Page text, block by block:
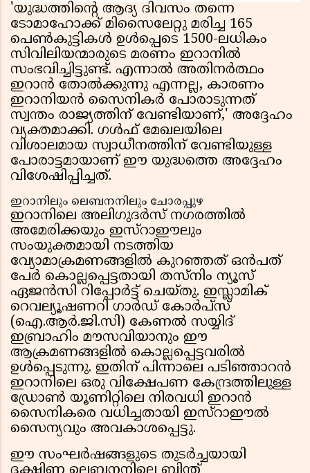
'യുദ്ധത്തിന്റെ ആദ്യ ദിവസം തന്നെ
ടോമാഹോക്ക് മിസൈലേറ്റു മരിച്ച 165
പെൺകുട്ടികൾ ഉൾപ്പെടെ 1500-ലധികം
സിവിലിയന്മാരുടെ മരണം ഇറാനിൽ
സംഭവിച്ചിട്ടുണ്ട്. എന്നാൽ അതിനർത്ഥം
ഇറാൻ തോൽക്കുന്നു എന്നല്ല, കാരണം
ഇറാനിയൻ സൈനികർ പോരാടുന്നത്
സ്വന്തം രാജ്യത്തിന് വേണ്ടിയാണ്,' അദ്ദേഹം
വ്യക്തമാക്കി. ഗൾഫ് മേഖലയിലെ
വിശാലമായ സ്വാധീനത്തിന് വേണ്ടിയുള്ള
പോരാട്ടമായാണ് ഈ യുദ്ധത്തെ അദ്ദേഹം
വിശേഷിപ്പിച്ചത്.
ഇറാനിലും ലെബനനിലും ചോരപ്പുഴ
ഇറാനിലെ അലിഗുദർസ് നഗരത്തിൽ
അമേരിക്കയും ഇസ്റാഈലും
സംയുക്തമായി നടത്തിയ
വ്യോമാക്രമണങ്ങളിൽ കുറഞ്ഞത് ഒൻപത്
പേർ കൊല്ലപ്പെട്ടതായി തസ്നിം ന്യൂസ്
ഏജൻസി റിപ്പോർട്ട് ചെയ്തു. ഇസ്ലാമിക്
റെവല്യൂഷണറി ഗാർഡ് കോർപ്സ്
(ഐ.ആർ.ജി.സി) കേണൽ സയ്യിദ്
ഇബ്രാഹിം മൗസവിയാനും ഈ
ആക്രമണങ്ങളിൽ കൊല്ലപ്പെട്ടവരിൽ
ഉൾപ്പെടുന്നു. ഇതിന് പിന്നാലെ പടിഞ്ഞാറൻ
ഇറാനിലെ ഒരു വിക്ഷേപണ കേന്ദ്രത്തിലുള്ള
ഡ്രോൺ യൂണിറ്റിലെ നിരവധി ഇറാൻ
സൈനികരെ വധിച്ചതായി ഇസ്റാഈൽ
സൈന്യവും അവകാശപ്പെട്ടു.
ഈ സംഘർഷങ്ങളുടെ തുടർച്ചയായി